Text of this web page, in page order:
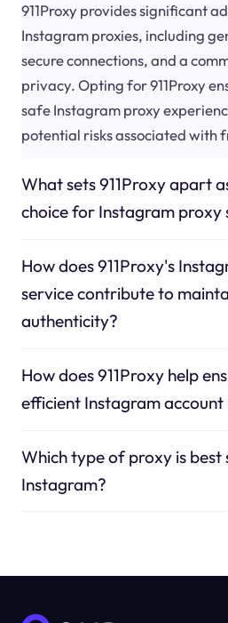
911Proxy provides significant
Instagram proxies, including
secure connections, and a
privacy. Opting for 911Proxy
safe Instagram proxy
potential risks associated with
What sets 911Proxy apart
choice for Instagram proxy
How does 911Proxy's
service contribute to
authenticity?
How does 911Proxy help
efficient Instagram
Which type of proxy is best
Instagram?